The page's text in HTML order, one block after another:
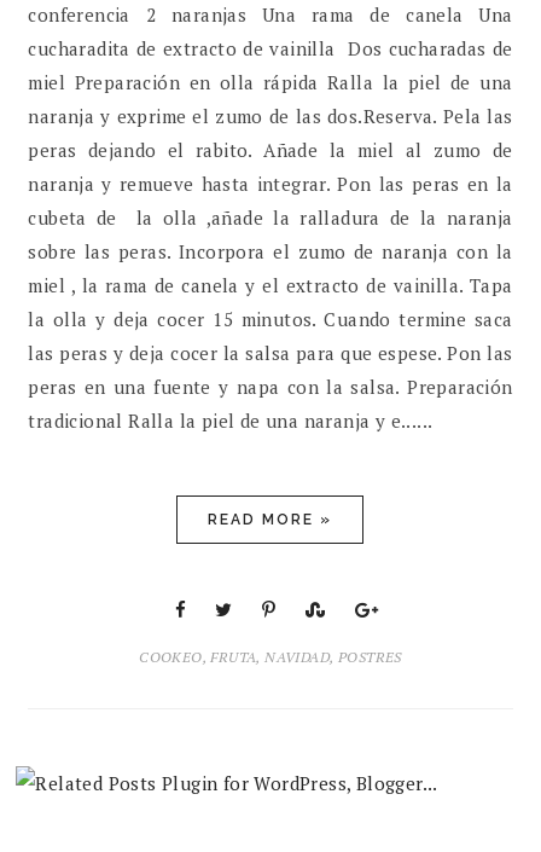
conferencia 2 naranjas Una rama de canela Una
cucharadita de extracto de vainilla Dos cucharadas de
miel Preparación en olla rápida Ralla la piel de una
naranja y exprime el zumo de las dos.Reserva. Pela las
peras dejando el rabito. Añade la miel al zumo de
naranja y remueve hasta integrar. Pon las peras en la
cubeta de la olla ,añade la ralladura de la naranja
sobre las peras. Incorpora el zumo de naranja con la
miel , la rama de canela y el extracto de vainilla. Tapa
la olla y deja cocer 15 minutos. Cuando termine saca
las peras y deja cocer la salsa para que espese. Pon las
peras en una fuente y napa con la salsa. Preparación
tradicional Ralla la piel de una naranja y e......
READ MORE »
COOKEO, FRUTA, NAVIDAD, POSTRES